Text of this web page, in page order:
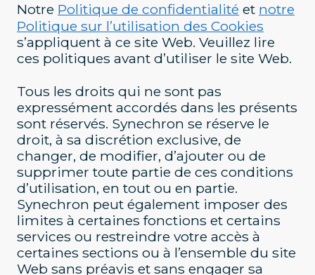
Notre Politique de confidentialité et notre
Politique sur l’utilisation des Cookies
s’appliquent à ce site Web. Veuillez lire
ces politiques avant d’utiliser le site Web.
Tous les droits qui ne sont pas
expressément accordés dans les présents
sont réservés. Synechron se réserve le
droit, à sa discrétion exclusive, de
changer, de modifier, d’ajouter ou de
supprimer toute partie de ces conditions
d’utilisation, en tout ou en partie.
Synechron peut également imposer des
limites à certaines fonctions et certains
services ou restreindre votre accès à
certaines sections ou à l’ensemble du site
Web sans préavis et sans engager sa